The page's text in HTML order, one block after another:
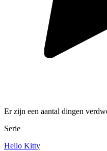
Er zijn een aantal dingen
Serie
Hello Kitty